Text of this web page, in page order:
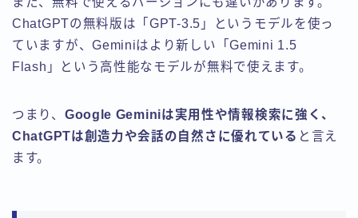
ChatGPTの無料版は「GPT-3.5」というモデルを使っ
ていますが、Geminiはより新しい「Gemini 1.5
Flash」という高性能なモデルが無料で使えます。
つまり、 Google Geminiは実用性や情報検索に強く、
ChatGPTは創造力や会話の自然さに優れている と言え
ます。